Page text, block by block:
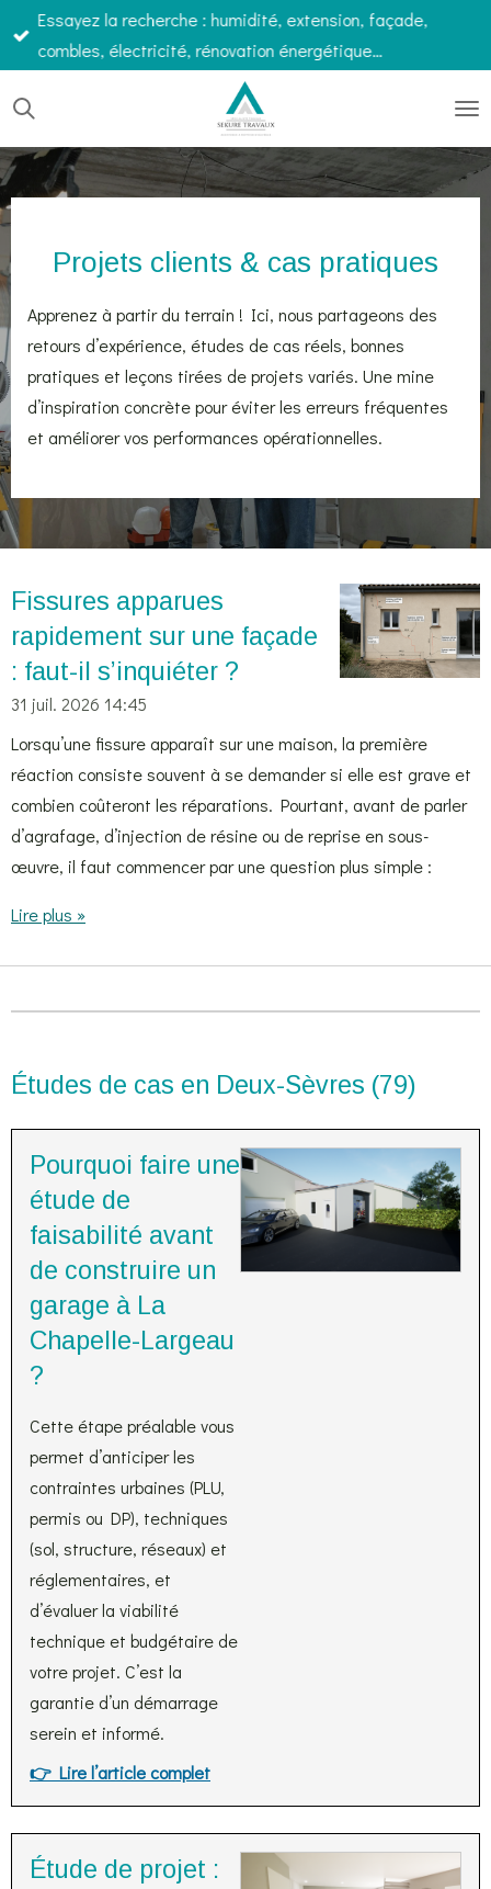
Passer
principal
Essayez la recherche : humidité, extension, façade,
combles, électricité, rénovation énergétique…
Projets clients & cas pratiques
Apprenez à partir du terrain ! Ici, nous partageons des
retours d’expérience, études de cas réels, bonnes
pratiques et leçons tirées de projets variés. Une mine
d’inspiration concrète pour éviter les erreurs fréquentes
et améliorer vos performances opérationnelles.
Fissures apparues
rapidement sur une façade
: faut-il s’inquiéter ?
31 juil. 2026 14:45
Lorsqu’une fissure apparaît sur une maison, la première
réaction consiste souvent à se demander si elle est grave et
combien coûteront les réparations. Pourtant, avant de parler
d’agrafage, d’injection de résine ou de reprise en sous-
œuvre, il faut commencer par une question plus simple :
Lire plus »
Études de cas en Deux-Sèvres (79)
Pourquoi faire une
étude de
faisabilité avant
de construire un
garage à La
Chapelle-Largeau
?
Cette étape préalable vous
permet d’anticiper les
contraintes urbaines (PLU,
permis ou DP), techniques
(sol, structure, réseaux) et
réglementaires, et
d’évaluer la viabilité
technique et budgétaire de
votre projet. C’est la
garantie d’un démarrage
serein et informé.
👉 Lire l’article complet
Étude de projet :